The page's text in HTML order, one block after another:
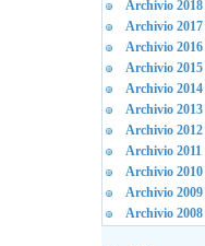
Archivio 2018
Archivio 2017
Archivio 2016
Archivio 2015
Archivio 2014
Archivio 2013
Archivio 2012
Archivio 2011
Archivio 2010
Archivio 2009
Archivio 2008